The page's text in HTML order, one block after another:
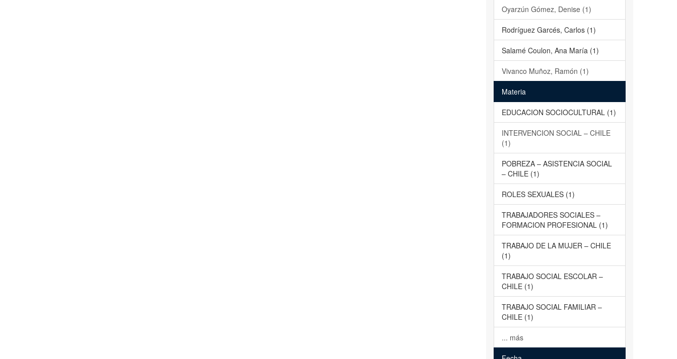
Oyarzún Gómez, Denise (1)
Rodríguez Garcés, Carlos (1)
Salamé Coulon, Ana María (1)
Vivanco Muñoz, Ramón (1)
Materia
EDUCACION SOCIOCULTURAL (1)
INTERVENCION SOCIAL – CHILE
(1)
POBREZA – ASISTENCIA SOCIAL
– CHILE (1)
ROLES SEXUALES (1)
TRABAJADORES SOCIALES –
FORMACION PROFESIONAL (1)
TRABAJO DE LA MUJER – CHILE
(1)
TRABAJO SOCIAL ESCOLAR –
CHILE (1)
TRABAJO SOCIAL FAMILIAR –
CHILE (1)
... más